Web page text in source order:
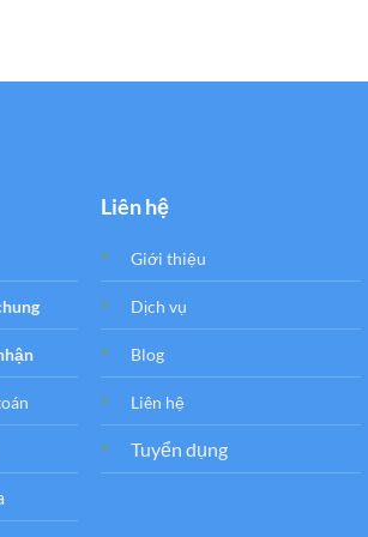
Liên hệ
Giới thiệu
Dịch vụ
Blog
Liên hệ
Tuyển dụng